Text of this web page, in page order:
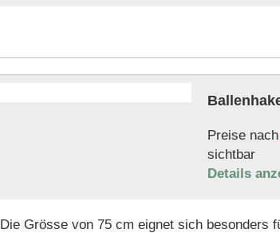
Preise nach
sichtbar
Details
Die Grösse von 75 cm eignet sich besonders